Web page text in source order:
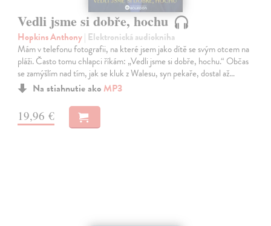
Vedli jsme si dobře, hochu
Hopkins Anthony| Elektronická audiokniha
Mám v telefonu fotografii, na které jsem jako dítě se svým otcem na
pláži. Často tomu chlapci říkám: „Vedli jsme si dobře, hochu.“ Občas
se zamýšlím nad tím, jak se kluk z Walesu, syn pekaře, dostal až…
Na stiahnutie ako MP3
19,96 €